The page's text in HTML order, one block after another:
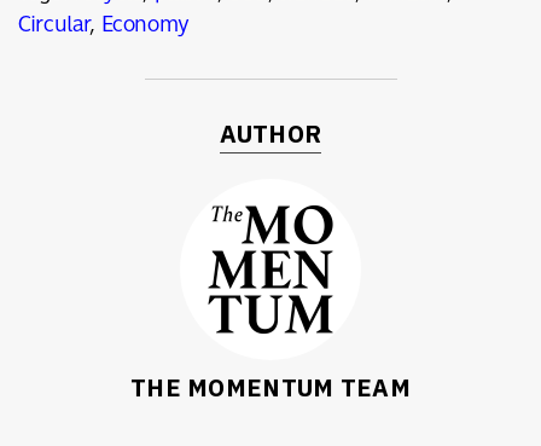
Circular, Economy
AUTHOR
THE MOMENTUM TEAM